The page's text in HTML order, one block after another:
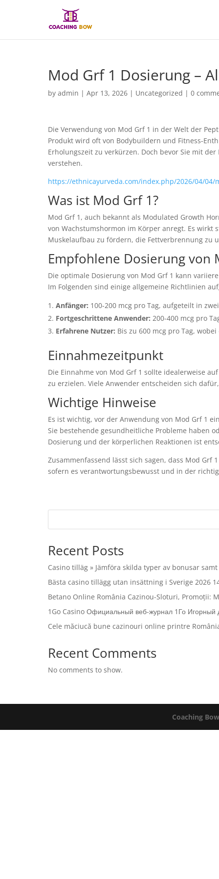
Mod Grf 1 Dosierung –
by admin | Apr 13, 2026 | Uncategorized | 0
Die Verwendung von Mod Grf 1 in der Welt der
Produkt wird oft von Bodybuildern und Fitness-
Erholungszeit zu verkürzen. Doch bevor Sie mit
verstehen.
https://ethnicayurveda.com/index.php/2026/04/
Was ist Mod Grf 1?
Mod Grf 1, auch bekannt als Modulated Growth
von Wachstumshormon im Körper anregt. Es
Muskelaufbau zu fördern, die Fettverbrennung zu
Empfohlene Dosierung von
Die optimale Dosierung von Mod Grf 1 kann
Im Folgenden sind einige allgemeine Richtlinien
Anfänger: 100-200 mcg pro Tag, aufgeteilt in
Fortgeschrittene Anwender: 200-400 mcg pro
Erfahrene Nutzer: Bis zu 600 mcg pro Tag,
Einnahmezeitpunkt
Die Einnahme von Mod Grf 1 sollte idealerweise
zu erzielen. Viele Anwender entscheiden sich
Wichtige Hinweise
Es ist wichtig, vor der Anwendung von Mod Grf 1
Sie bestehende gesundheitliche Probleme haben
Dosierung und der körperlichen Reaktionen ist
Zusammenfassend lässt sich sagen, dass Mod
sofern es verantwortungsbewusst und in der
Recent Posts
Casino tilläg » Jämföra skilda typer av bonusar
Bästa casino tillägg utan insättning i Sverige 2026
Betano Online România Cazinou-Sloturi, Promoții:
1Go Casino Официальный веб-журнал 1Го Игорный
Cele măciucă bune cazinouri online printre
Recent Comments
No comments to show.
Coaching